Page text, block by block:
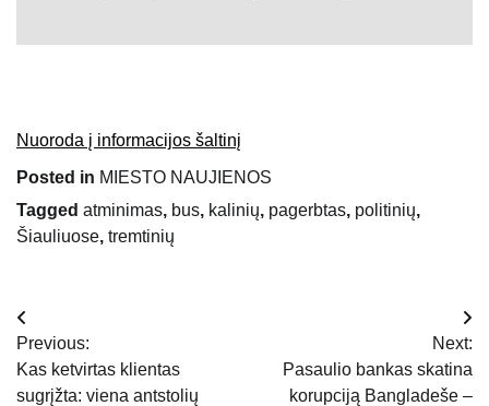
Nuoroda į informacijos šaltinį
Posted in MIESTO NAUJIENOS
Tagged atminimas, bus, kalinių, pagerbtas, politinių,
Šiauliuose, tremtinių
Navigacija
tarp
Previous:
Kas ketvirtas klientas
sugrįžta: viena antstolių
Next:
Pasaulio bankas skatina
korupciją Bangladeše –